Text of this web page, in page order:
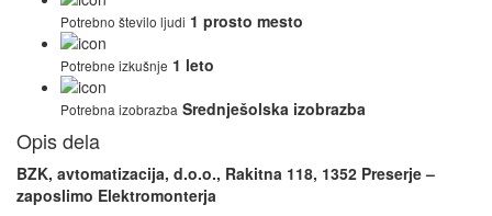
Potrebno število ljudi 1 prosto mesto
Potrebne izkušnje 1 leto
Potrebna izobrazba Srednješolska izobrazba
Opis dela
BZK, avtomatizacija, d.o.o., Rakitna 118, 1352 Preserje –
zaposlimo Elektromonterja